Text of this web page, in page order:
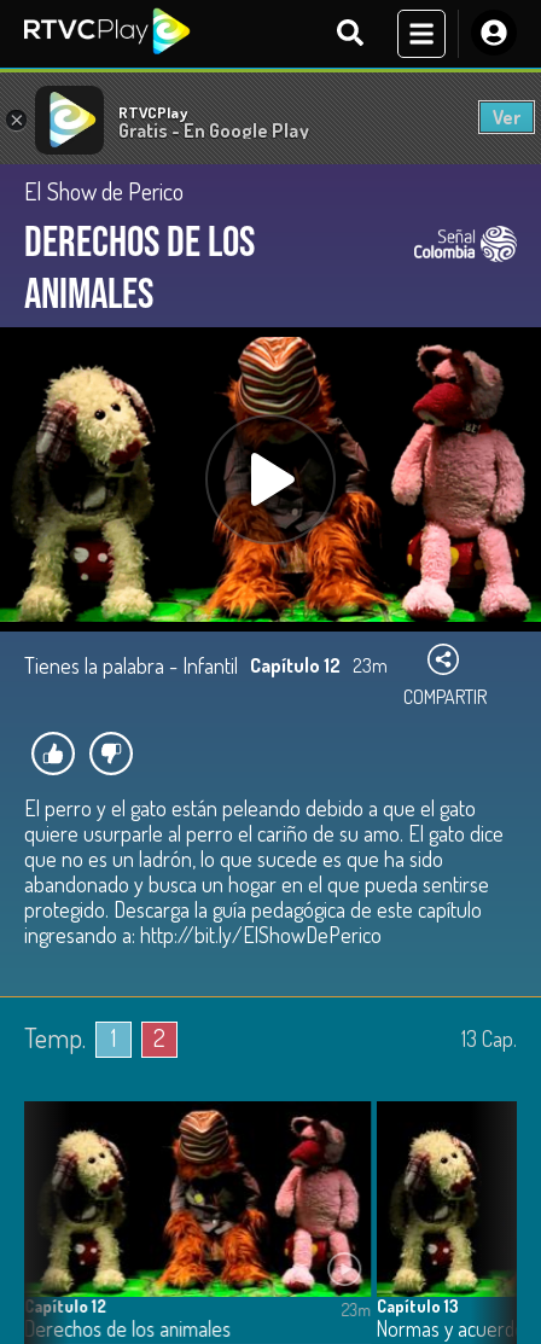
× RTVCPlay
Gratis - En Google Play
Ver
El Show de Perico
Derechos de los
animales
Tienes la palabra - Infantil Capítulo 12 23m
COMPARTIR
El perro y el gato están peleando debido a que el gato
quiere usurparle al perro el cariño de su amo. El gato dice
que no es un ladrón, lo que sucede es que ha sido
abandonado y busca un hogar en el que pueda sentirse
protegido. Descarga la guía pedagógica de este capítulo
ingresando a: http://bit.ly/ElShowDePerico
Temp. 1 2 13 Cap.
Capítulo 12
Derechos de los animales
23m Capítulo 13
Normas y acuerdos